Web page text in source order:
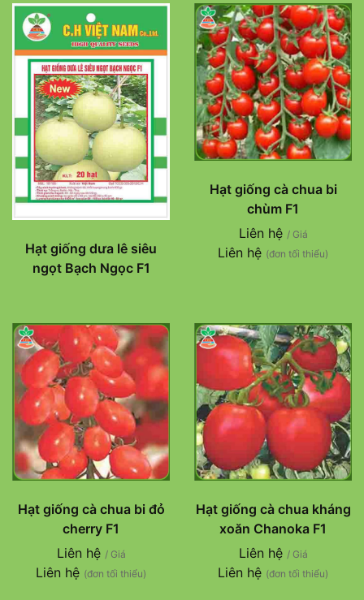
Hạt giống dưa lê siêu
ngọt Bạch Ngọc F1
Hạt giống cà chua bi
chùm F1
Liên hệ / Giá
Liên hệ (đơn tối thiểu)
Hạt giống cà chua bi đỏ
cherry F1
Liên hệ / Giá
Liên hệ (đơn tối thiểu)
Hạt giống cà chua kháng
xoăn Chanoka F1
Liên hệ / Giá
Liên hệ (đơn tối thiểu)